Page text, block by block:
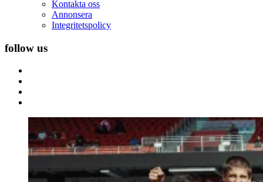
Kontakta oss
Annonsera
Integritetspolicy
follow us